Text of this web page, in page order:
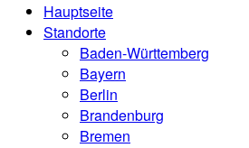
Hauptseite
Standorte
Baden-Württemberg
Bayern
Berlin
Brandenburg
Bremen